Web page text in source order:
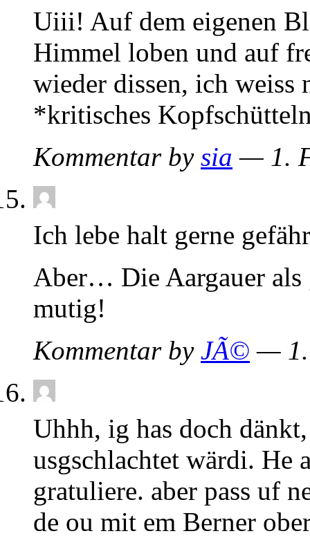
Uiii! Auf dem eigenen
Himmel loben und auf
wieder dissen, ich
*kritisches
Kommentar by sia — 1.
Ich lebe halt gerne
Aber… Die Aargauer als
mutig!
Kommentar by JÃ© — 1.
Uhhh, ig has doch
usgschlachtet wärdi. He
gratuliere. aber pass uf
de ou mit em Berner